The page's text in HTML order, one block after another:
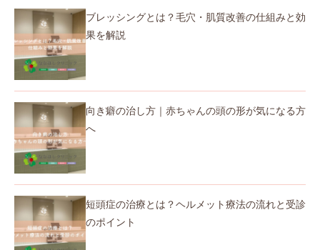
ブレッシングとは？毛穴・肌質改善の仕組みと効
果を解説
向き癖の治し方｜赤ちゃんの頭の形が気になる方
へ
短頭症の治療とは？ヘルメット療法の流れと受診
のポイント